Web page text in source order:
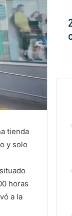
tienda
y solo
horas
a la